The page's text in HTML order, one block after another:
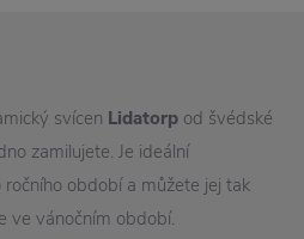
svícen Lidatorp od švédské
zamilujete. Je ideální
období a můžete jej tak
ve vánočním období.